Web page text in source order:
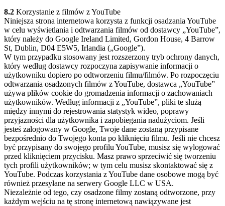
8.2 Korzystanie z filmów z YouTube
Niniejsza strona internetowa korzysta z funkcji osadzania YouTube
w celu wyświetlania i odtwarzania filmów od dostawcy „YouTube”,
który należy do Google Ireland Limited, Gordon House, 4 Barrow
St, Dublin, D04 E5W5, Irlandia („Google”).
W tym przypadku stosowany jest rozszerzony tryb ochrony danych,
który według dostawcy rozpoczyna zapisywanie informacji o
użytkowniku dopiero po odtworzeniu filmu/filmów. Po rozpoczęciu
odtwarzania osadzonych filmów z YouTube, dostawca „YouTube”
używa plików cookie do gromadzenia informacji o zachowaniach
użytkowników. Według informacji z „YouTube”, pliki te służą
między innymi do rejestrowania statystyk wideo, poprawy
przyjazności dla użytkownika i zapobiegania nadużyciom. Jeśli
jesteś zalogowany w Google, Twoje dane zostaną przypisane
bezpośrednio do Twojego konta po kliknięciu filmu. Jeśli nie chcesz
być przypisany do swojego profilu YouTube, musisz się wylogować
przed kliknięciem przycisku. Masz prawo sprzeciwić się tworzeniu
tych profili użytkowników; w tym celu musisz skontaktować się z
YouTube. Podczas korzystania z YouTube dane osobowe mogą być
również przesyłane na serwery Google LLC w USA.
Niezależnie od tego, czy osadzone filmy zostaną odtworzone, przy
każdym wejściu na tę stronę internetową nawiązywane jest